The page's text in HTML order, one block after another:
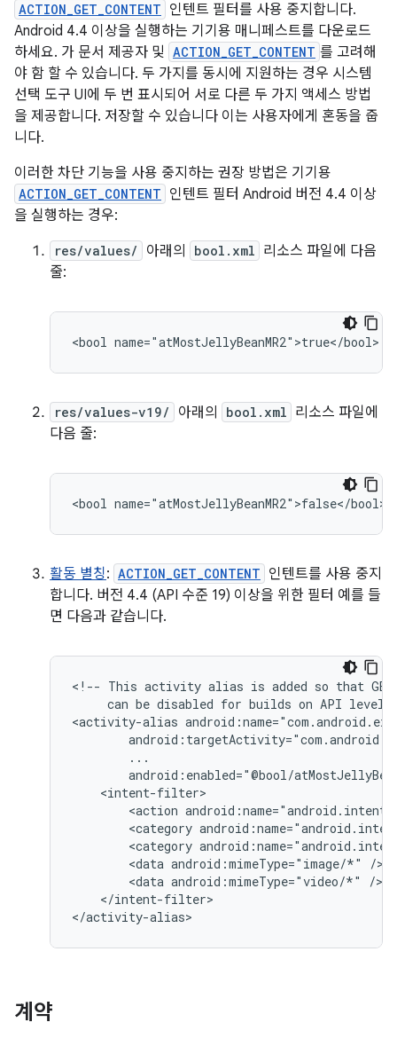
ACTION_GET_CONTENT 인텐트 필터를 사용 중지합니다.
Android 4.4 이상을 실행하는 기기용 매니페스트를 다운로드
하세요. 가 문서 제공자 및 ACTION_GET_CONTENT 를 고려해
야 함 할 수 있습니다. 두 가지를 동시에 지원하는 경우 시스템
선택 도구 UI에 두 번 표시되어 서로 다른 두 가지 액세스 방법
을 제공합니다. 저장할 수 있습니다 이는 사용자에게 혼동을 줍
니다.
이러한 차단 기능을 사용 중지하는 권장 방법은 기기용
ACTION_GET_CONTENT 인텐트 필터 Android 버전 4.4 이상
을 실행하는 경우:
res/values/ 아래의 bool.xml 리소스 파일에 다음
줄:
<bool name="atMostJellyBeanMR2">true</bool>
res/values-v19/ 아래의 bool.xml 리소스 파일에
다음 줄:
<bool name="atMostJellyBeanMR2">false</bool>
활동 별칭: ACTION_GET_CONTENT 인텐트를 사용 중지
합니다. 버전 4.4 (API 수준 19) 이상을 위한 필터 예를 들
면 다음과 같습니다.
<!-- This activity alias is added so that
can be disabled for builds on API level
<activity-alias
<action
<category
<category
<data android:mimeType="image/*"
<data android:mimeType="video/*"
</intent-filter>
</activity-alias>
계약